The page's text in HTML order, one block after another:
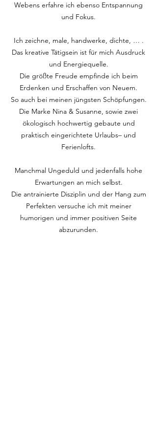
Webens erfahre ich ebenso Entspannung
und Fokus.
Ich zeichne, male, handwerke, dichte, … .
Das kreative Tätigsein ist für mich Ausdruck
und Energiequelle.
Die größte Freude empfinde ich beim
Erdenken und Erschaffen von Neuem.
So auch bei meinen jüngsten Schöpfungen.
Die Marke Nina & Susanne, sowie zwei
ökologisch hochwertig gebaute und
praktisch eingerichtete Urlaubs– und
Ferienlofts.
Manchmal Ungeduld und jedenfalls hohe
Erwartungen an mich selbst.
Die antrainierte Disziplin und der Hang zum
Perfekten versuche ich mit meiner
humorigen und immer positiven Seite
abzurunden.